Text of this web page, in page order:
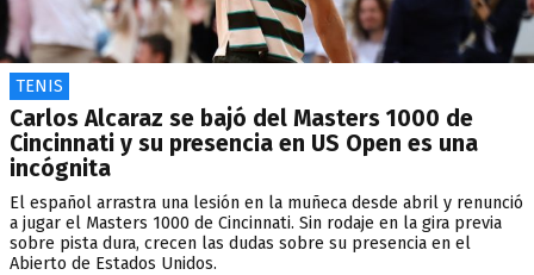
TENIS
Carlos Alcaraz se bajó del Masters 1000 de
Cincinnati y su presencia en US Open es una
incógnita
El español arrastra una lesión en la muñeca desde abril y renunció
a jugar el Masters 1000 de Cincinnati. Sin rodaje en la gira previa
sobre pista dura, crecen las dudas sobre su presencia en el
Abierto de Estados Unidos.